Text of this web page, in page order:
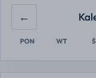
←
PON WT